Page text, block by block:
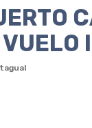
VUELO